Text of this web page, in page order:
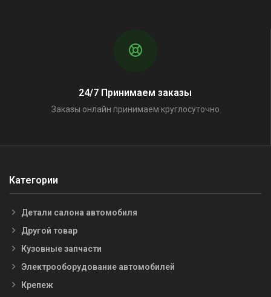
24/7 Принимаем заказы
Заказы онлайн принимаем круглосуточно
Категории
Детали салона автомобиля
Другой товар
Кузовные запчасти
Электрооборудование автомобилей
Крепеж